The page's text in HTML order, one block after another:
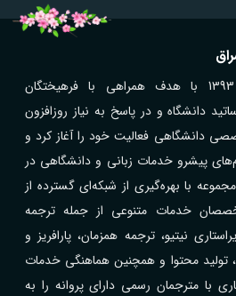
شبکه مترجمین در سال 1393 با هدف همراهی با فرهیختگان
دانشگاه و در پاسخ به نیاز روزافزون
دانشگاهی فعالیت خود را آغاز کرد و
پیشرو خدمات زبانی و دانشگاهی در
با بهره‌گیری از شبکه‌ای گسترده از
خدمات متنوعی از جمله ترجمه
نیتیو، ترجمه همزمان، پارافریز و
تولید محتوا و همچنین هماهنگی خدمات
با مترجمان رسمی دارای پروانه را به